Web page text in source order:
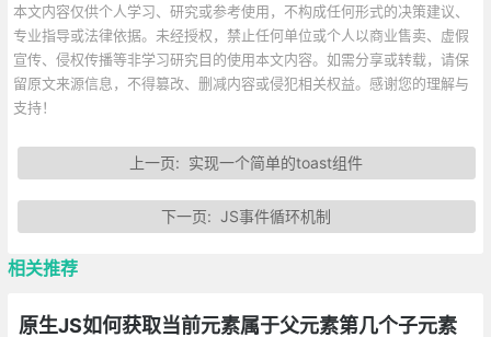
本文内容仅供个人学习、研究或参考使用，不构成任何形式的决策建议、
专业指导或法律依据。未经授权，禁止任何单位或个人以商业售卖、虚假
宣传、侵权传播等非学习研究目的使用本文内容。如需分享或转载，请保
留原文来源信息，不得篡改、删减内容或侵犯相关权益。感谢您的理解与
支持！
上一页: 实现一个简单的toast组件
下一页:JS事件循环机制
相关推荐
原生JS如何获取当前元素属于父元素第几个子元素